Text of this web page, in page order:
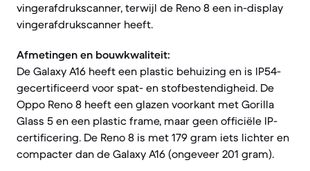
vingerafdrukscanner, terwijl de Reno 8 een in-display
vingerafdrukscanner heeft.
Afmetingen en bouwkwaliteit:
De Galaxy A16 heeft een plastic behuizing en is IP54-
gecertificeerd voor spat- en stofbestendigheid. De
Oppo Reno 8 heeft een glazen voorkant met Gorilla
Glass 5 en een plastic frame, maar geen officiële IP-
certificering. De Reno 8 is met 179 gram iets lichter en
compacter dan de Galaxy A16 (ongeveer 201 gram).